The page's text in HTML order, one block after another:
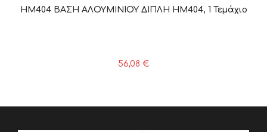
HM404 ΒΑΣΗ ΑΛΟΥΜΙΝΙΟΥ ΔΙΠΛΗ HM404, 1 Τεμάχιο
56,08 €